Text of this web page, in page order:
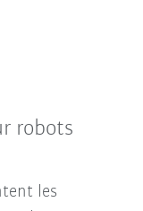
robots
les